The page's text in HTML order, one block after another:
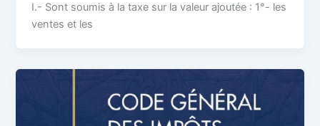
I.- Sont soumis à la taxe sur la valeur ajoutée : 1°- les
ventes et les